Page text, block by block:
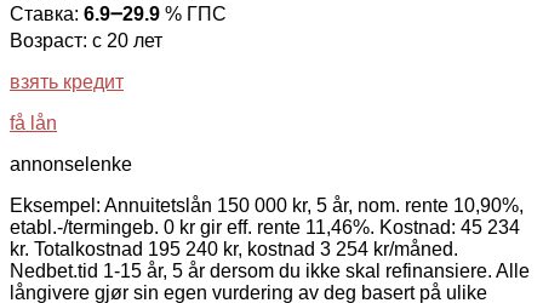
Ставка: 6.9౼29.9 % ГПС
Возраст: с 20 лет
взять кредит
få lån
annonselenke
Eksempel: Annuitetslån 150 000 kr, 5 år, nom. rente 10,90%,
etabl.-/termingeb. 0 kr gir eff. rente 11,46%. Kostnad: 45 234
kr. Totalkostnad 195 240 kr, kostnad 3 254 kr/måned.
Nedbet.tid 1-15 år, 5 år dersom du ikke skal refinansiere. Alle
långivere gjør sin egen vurdering av deg basert på ulike